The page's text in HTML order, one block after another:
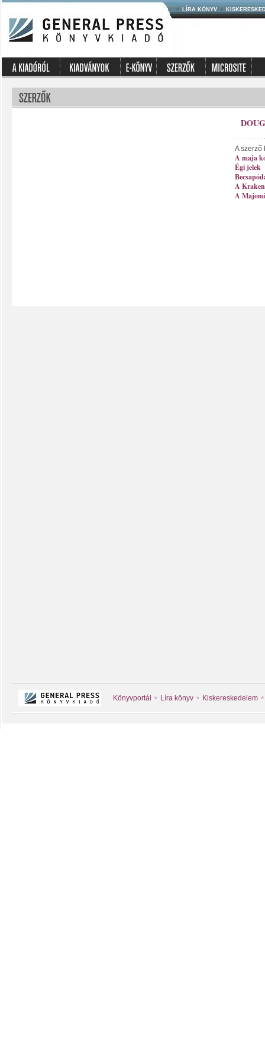
LÍRA KÖNYV
A szerző
A maja
Égi jelek
A
A
Könyvportál Líra könyv Kiskereskedelem